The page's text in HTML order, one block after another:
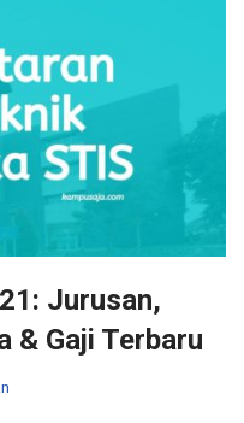
Jurusan,
& Gaji Terbaru